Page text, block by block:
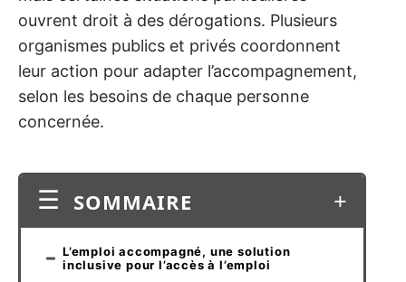
ouvrent droit à des dérogations. Plusieurs
organismes publics et privés coordonnent
leur action pour adapter l’accompagnement,
selon les besoins de chaque personne
concernée.
SOMMAIRE
L’emploi accompagné, une solution
inclusive pour l’accès à l’emploi